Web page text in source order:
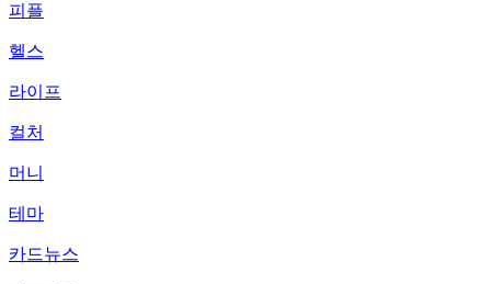
피플
헬스
라이프
컬처
머니
테마
카드뉴스